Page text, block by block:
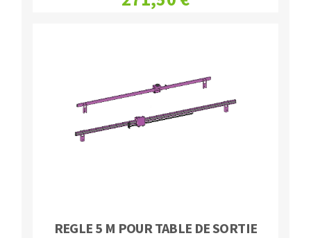
REGLE 5 M POUR TABLE DE SORTIE